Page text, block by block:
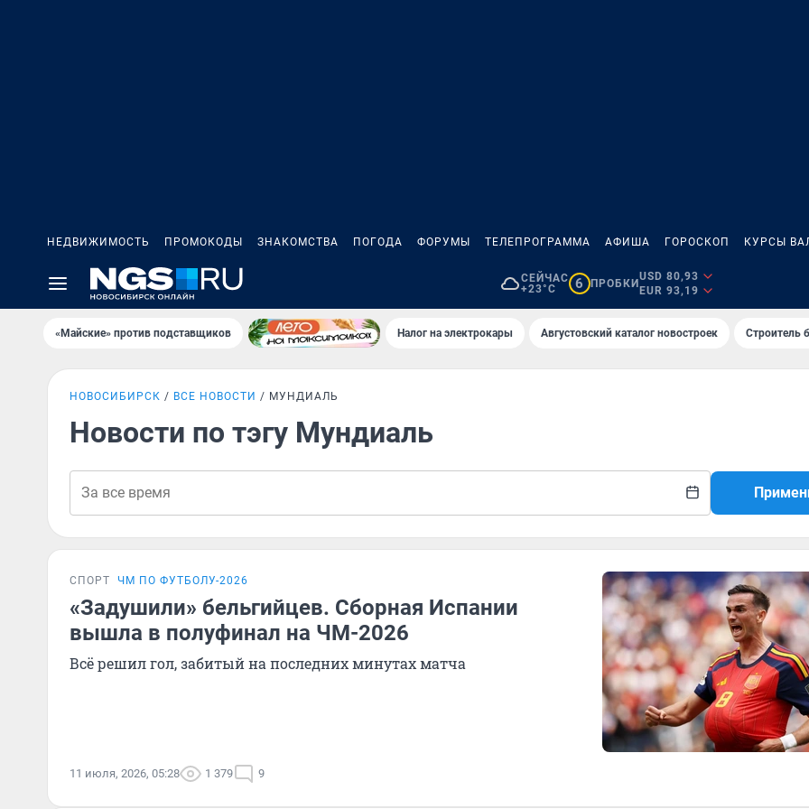
НЕДВИЖИМОСТЬ ПРОМОКОДЫ ЗНАКОМСТВА ПОГОДА ФОРУМЫ ТЕЛЕПРОГРАММА АФИША ГОРОСКОП КУРСЫ
СЕЙЧАС
+23°C
6 ПРОБКИ
USD 80,93
EUR 93,19
«Майские» против подставщиков Налог на электрокары Августовский каталог новостроек Строитель
НОВОСИБИРСК ВСЕ НОВОСТИ МУНДИАЛЬ
Новости по тэгу Мундиаль
СПОРТ ЧМ ПО ФУТБОЛУ-2026
«Задушили» бельгийцев. Сборная Испании
вышла в полуфинал на ЧМ-2026
Всё решил гол, забитый на последних минутах матча
11 июля, 2026, 05:28 1 379 9